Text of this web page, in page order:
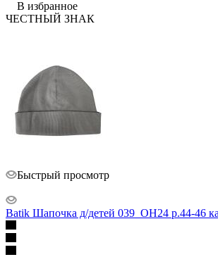
В избранное
ЧЕСТНЫЙ ЗНАК
Быстрый просмотр
Batik Шапочка д/детей 039_ОН24 р.44-46